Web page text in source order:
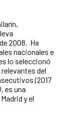
2008. Ha
nacionales e
lo seleccionó
del
(2017
, es una
y el